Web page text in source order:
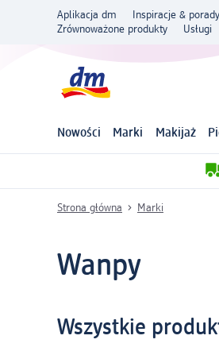
Aplikacja dm Inspiracje & porady
Zrównoważone produkty
Usługi
Nowości Marki Makijaż
Strona główna Marki
Wanpy
Wszystkie